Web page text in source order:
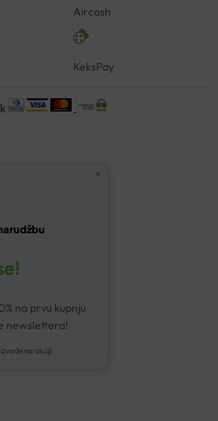
Aircash
KeksPay
na prvu kupnju
newslettera!
na akciji